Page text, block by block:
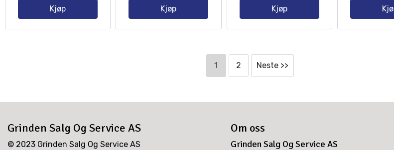
Kjøp Kjøp Kjøp
1 2 Neste >>
Grinden Salg Og Service AS
© 2023 Grinden Salg Og Service AS
Om oss
Grinden Salg Og Service AS